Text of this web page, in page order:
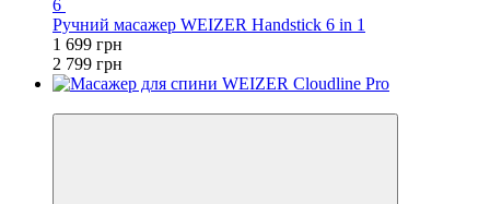
6
Ручний масажер WEIZER Handstick 6 in 1
1 699 грн
2 799 грн